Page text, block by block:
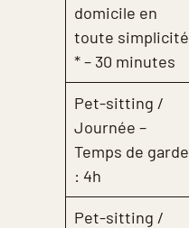
domicile en
toute simplicité
* – 30 minutes
Pet-sitting /
Journée –
Temps de garde
: 4h
Pet-sitting /